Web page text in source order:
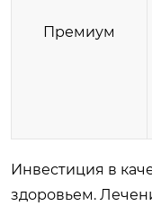
Премиум
Инвестиция в
здоровьем.